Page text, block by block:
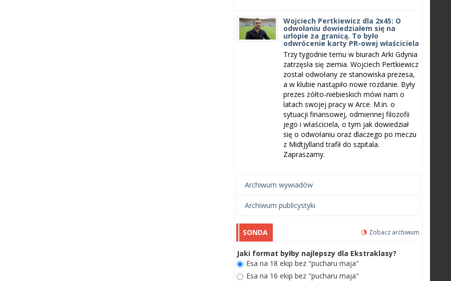
Wojciech Pertkiewicz dla 2x45: O
odwołaniu dowiedziałem się na
urlopie za granicą. To było
odwrócenie karty PR-owej właściciela
Trzy tygodnie temu w biurach Arki Gdynia
zatrzęsła się ziemia. Wojciech Pertkiewicz
został odwołany ze stanowiska prezesa,
a w klubie nastąpiło nowe rozdanie. Były
prezes żółto-niebieskich mówi nam o
latach swojej pracy w Arce. M.in. o
sytuacji finansowej, odmiennej filozofii
jego i właściciela, o tym jak dowiedział
się o odwołaniu oraz dlaczego po meczu
z Midtjylland trafił do szpitala.
Zapraszamy.
Archiwum wywiadów
Archiwum publicystyki
SONDA Zobacz archiwum
Jaki format byłby najlepszy dla Ekstraklasy?
Esa na 18 ekip bez "pucharu maja"
Esa na 16 ekip bez "pucharu maja"